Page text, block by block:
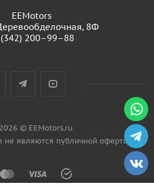
EEMotors
8Ф
(342) 200–99–88
© EEMotors.ru
являются публичной офертой